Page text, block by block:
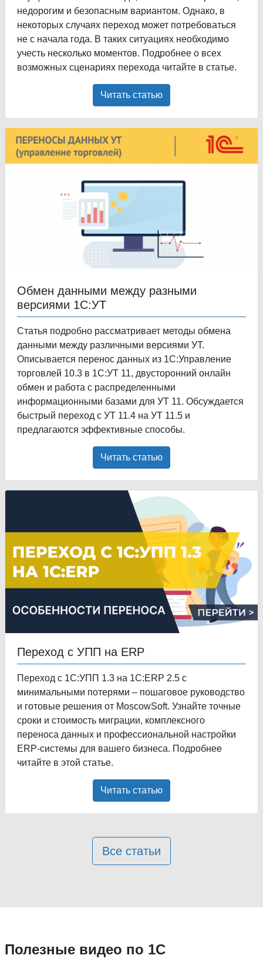
недорогим и безопасным вариантом. Однако, в
некоторых случаях переход может потребоваться
не с начала года. В таких ситуациях необходимо
учесть несколько моментов. Подробнее о всех
возможных сценариях перехода читайте в статье.
Читать статью
Обмен данными между разными
версиями 1С:УТ
Статья подробно рассматривает методы обмена
данными между различными версиями УТ.
Описывается перенос данных из 1С:Управление
торговлей 10.3 в 1С:УТ 11, двусторонний онлайн
обмен и работа с распределенными
информационными базами для УТ 11. Обсуждается
быстрый переход с УТ 11.4 на УТ 11.5 и
предлагаются эффективные способы.
Читать статью
Переход с УПП на ERP
Переход с 1С:УПП 1.3 на 1С:ERP 2.5 с
минимальными потерями – пошаговое руководство
и готовые решения от MoscowSoft. Узнайте точные
сроки и стоимость миграции, комплексного
переноса данных и профессиональной настройки
ERP-системы для вашего бизнеса. Подробнее
читайте в этой статье.
Читать статью
Все статьи
Полезные видео по 1С